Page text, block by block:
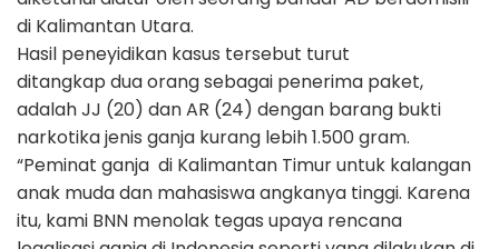
di Kalimantan Utara.
Hasil peneyidikan kasus tersebut turut
ditangkap dua orang sebagai penerima paket,
adalah JJ (20) dan AR (24) dengan barang bukti
narkotika jenis ganja kurang lebih 1.500 gram.
“Peminat ganja di Kalimantan Timur untuk kalangan
anak muda dan mahasiswa angkanya tinggi. Karena
itu, kami BNN menolak tegas upaya rencana